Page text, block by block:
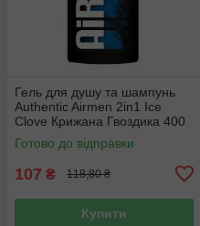
Гель для душу та шампунь
Authentic Airmen 2in1 Ice
Clove Крижана Гвоздика 400
мл
Готово до відправки
107 ₴ 118,80 ₴
Купити